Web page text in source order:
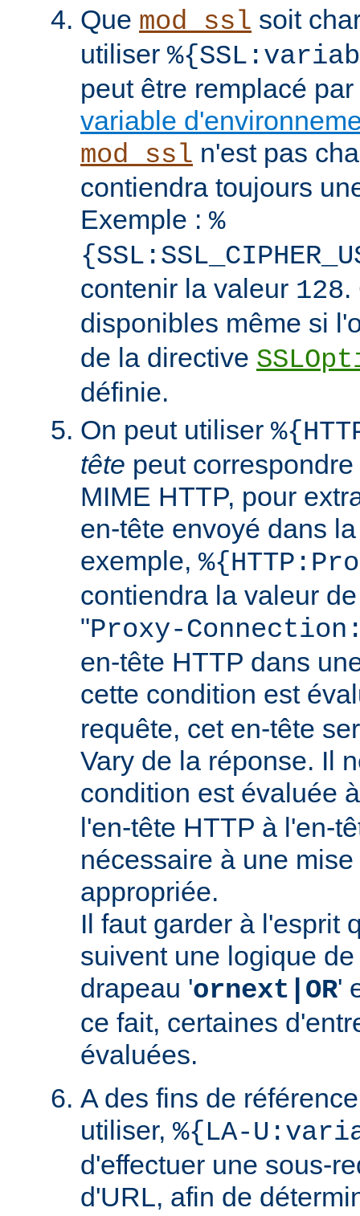
Que mod_ssl soit
utiliser
peut être remplacé
variable
mod_ssl n'est pas
contiendra toujours
Exemple : %
contenir la valeur 128.
disponibles même si
de la directive
définie.
On peut utiliser
tête peut
MIME HTTP, pour
en-tête envoyé dans
exemple,
contiendra la valeur
"Proxy-
en-tête HTTP dans
cette condition est
requête, cet en-tête
Vary de la réponse. Il
condition est évaluée
l'en-tête HTTP à l'en-
nécessaire à une
appropriée.
Il faut garder à l'esprit
suivent une logique
drapeau 'ornext|OR'
ce fait, certaines
évaluées.
A des fins de
utiliser, %{LA-
d'effectuer une sous-
d'URL, afin de